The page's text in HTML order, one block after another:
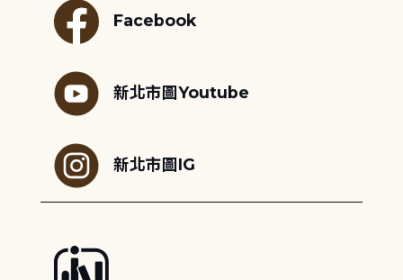
Facebook
新北市圖Youtube
新北市圖IG